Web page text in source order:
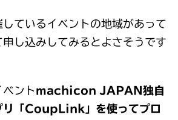
ているイベントの地域があって
し込みしてみるとよさそうです
ント machicon JAPAN独自
リ「CoupLink」を使ってプロ